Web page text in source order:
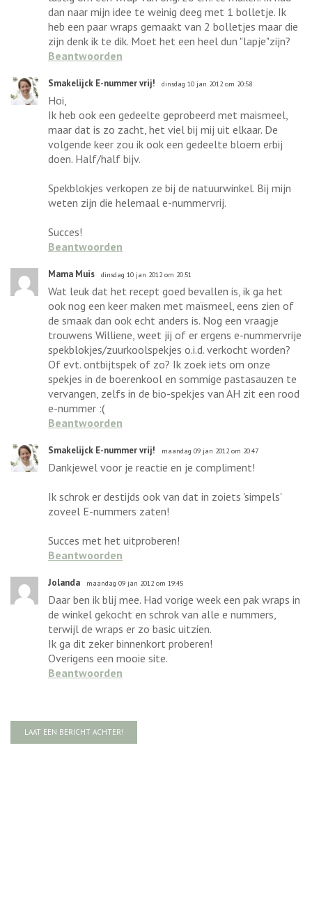
dan naar mijn idee te weinig deeg met 1 bolletje. Ik
heb een paar wraps gemaakt van 2 bolletjes maar die
zijn denk ik te dik. Moet het een heel dun "lapje"zijn?
Beantwoorden
Smakelijck E-nummer vrij! dinsdag 10 jan 2012 om 20:58
Hoi,
Ik heb ook een gedeelte geprobeerd met maismeel,
maar dat is zo zacht, het viel bij mij uit elkaar. De
volgende keer zou ik ook een gedeelte bloem erbij
doen. Half/half bijv.
Spekblokjes verkopen ze bij de natuurwinkel. Bij mijn
weten zijn die helemaal e-nummervrij.
Succes!
Beantwoorden
Mama Muis dinsdag 10 jan 2012 om 20:51
Wat leuk dat het recept goed bevallen is, ik ga het
ook nog een keer maken met maïsmeel, eens zien of
de smaak dan ook echt anders is. Nog een vraagje
trouwens Williene, weet jij of er ergens e-nummervrije
spekblokjes/zuurkoolspekjes o.i.d. verkocht worden?
Of evt. ontbijtspek of zo? Ik zoek iets om onze
spekjes in de boerenkool en sommige pastasauzen te
vervangen, zelfs in de bio-spekjes van AH zit een rood
e-nummer :(
Beantwoorden
Smakelijck E-nummer vrij! maandag 09 jan 2012 om 20:47
Dankjewel voor je reactie en je compliment!
Ik schrok er destijds ook van dat in zoiets 'simpels'
zoveel E-nummers zaten!
Succes met het uitproberen!
Beantwoorden
Jolanda maandag 09 jan 2012 om 19:45
Daar ben ik blij mee. Had vorige week een pak wraps in
de winkel gekocht en schrok van alle e nummers,
terwijl de wraps er zo basic uitzien.
Ik ga dit zeker binnenkort proberen!
Overigens een mooie site.
Beantwoorden
LAAT EEN BERICHT ACHTER!